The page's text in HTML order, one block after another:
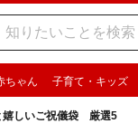
ちゃん 子育て・キッズ
嬉しいご祝儀袋 厳選5